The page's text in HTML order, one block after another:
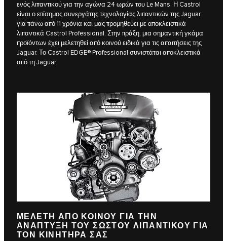
ενός λιπαντικού για την αγώνα 24 ωρών του Le Mans. Η Castrol
είναι ο επίσημος συνεργάτης τεχνολογίας λιπαντικών της Jaguar
για πάνω από 11 χρόνια και μας προμηθεύει με αποκλειστικά
λιπαντικά Castrol Professional. Στην πράξη, μια σημαντική γκάμα
προϊόντων έχει μελετηθεί από κοινού ειδικά για τις απαιτήσεις της
Jaguar. Το Castrol EDGE® Professional συνιστάται αποκλειστικά
από τη Jaguar.
ΜΕΛΕΤΗ ΑΠΟ ΚΟΙΝΟΥ ΓΙΑ ΤΗΝ
ΑΝΑΠΤΥΞΗ ΤΟΥ ΣΩΣΤΟΥ ΛΙΠΑΝΤΙΚΟΥ ΓΙΑ
ΤΟΝ ΚΙΝΗΤΗΡΑ ΣΑΣ